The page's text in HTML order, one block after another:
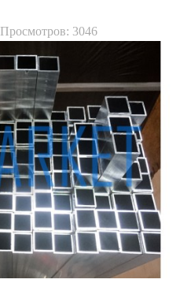
Просмотров: 3046